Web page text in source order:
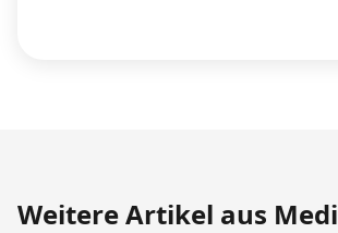
Weitere Artikel aus